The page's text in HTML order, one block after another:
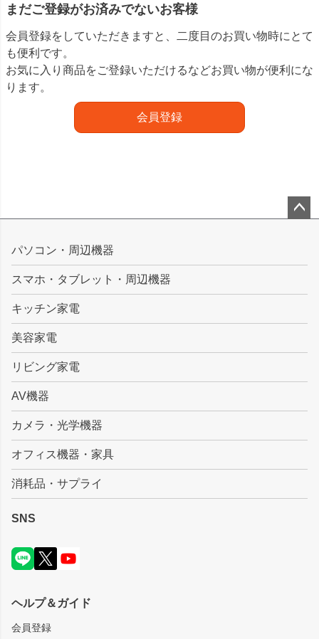
まだご登録がお済みでないお客様
会員登録をしていただきますと、二度目のお買い物時にとて
も便利です。
お気に入り商品をご登録いただけるなどお買い物が便利にな
ります。
会員登録
ップ
パソコン・周辺機器
スマホ・タブレット・周辺機器
キッチン家電
美容家電
リビング家電
AV機器
カメラ・光学機器
オフィス機器・家具
消耗品・サプライ
SNS
ヘルプ＆ガイド
会員登録